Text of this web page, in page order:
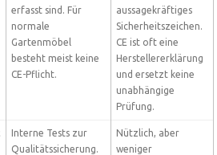
erfasst sind. Für
normale
Gartenmöbel
besteht meist keine
CE-Pflicht.
aussagekräftiges
Sicherheitszeichen.
CE ist oft eine
Herstellererklärung
und ersetzt keine
unabhängige
Prüfung.
Interne Tests zur
Qualitätssicherung.
Nützlich, aber
weniger